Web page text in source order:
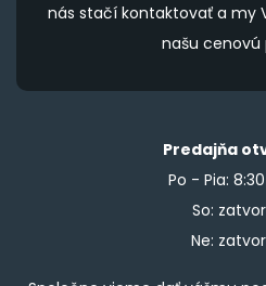
nás stačí kontaktovať a my
našu cenovú
Predajňa
Po - Pia:
So:
Ne: